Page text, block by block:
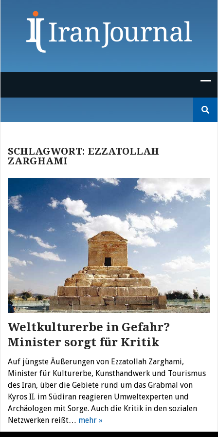
nach:
SCHLAGWORT: EZZATOLLAH
ZARGHAMI
Weltkulturerbe in Gefahr?
Minister sorgt für Kritik
Auf jüngste Äußerungen von Ezzatollah Zarghami,
Minister für Kulturerbe, Kunsthandwerk und Tourismus
des Iran, über die Gebiete rund um das Grabmal von
Kyros II. im Südiran reagieren Umweltexperten und
Archäologen mit Sorge. Auch die Kritik in den sozialen
Netzwerken reißt… mehr »